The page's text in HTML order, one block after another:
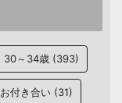
30～34歳 (393)
お付き合い (31)